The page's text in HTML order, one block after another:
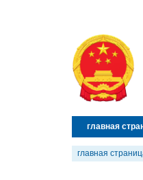
главная
главная